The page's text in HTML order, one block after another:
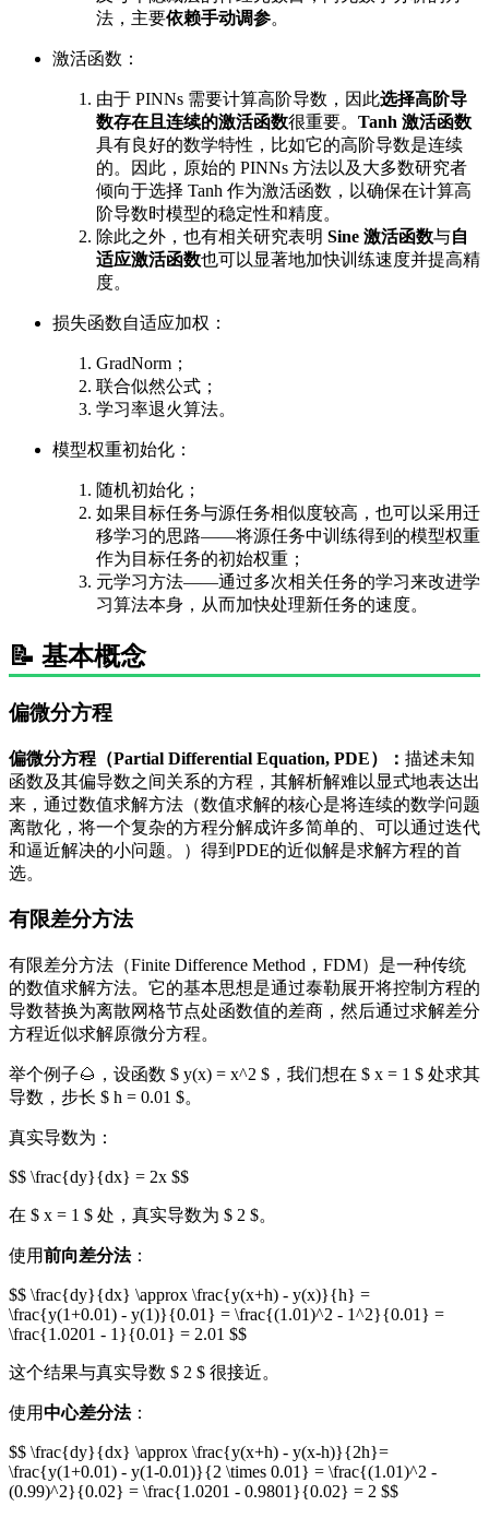
法，主要依赖手动调参。
激活函数：
由于 PINNs 需要计算高阶导数，因此选择高阶导
数存在且连续的激活函数很重要。 Tanh 激活函数
具有良好的数学特性，比如它的高阶导数是连续
的。因此，原始的 PINNs 方法以及大多数研究者
倾向于选择 Tanh 作为激活函数，以确保在计算高
阶导数时模型的稳定性和精度。
除此之外，也有相关研究表明 Sine 激活函数与自
适应激活函数也可以显著地加快训练速度并提高精
度。
损失函数自适应加权：
GradNorm；
联合似然公式；
学习率退火算法。
模型权重初始化：
随机初始化；
如果目标任务与源任务相似度较高，也可以采用迁
移学习的思路——将源任务中训练得到的模型权重
作为目标任务的初始权重；
元学习方法——通过多次相关任务的学习来改进学
习算法本身，从而加快处理新任务的速度。
📝 基本概念
偏微分方程
偏微分方程（Partial Differential Equation, PDE）： 描述未知
函数及其偏导数之间关系的方程，其解析解难以显式地表达出
来，通过数值求解方法（数值求解的核心是将连续的数学问题
离散化，将一个复杂的方程分解成许多简单的、可以通过迭代
和逼近解决的小问题。）得到PDE的近似解是求解方程的首
选。
有限差分方法
有限差分方法（Finite Difference Method，FDM）是一种传统
的数值求解方法。它的基本思想是通过泰勒展开将控制方程的
导数替换为离散网格节点处函数值的差商，然后通过求解差分
方程近似求解原微分方程。
举个例子🌰，设函数 $ y(x) = x^2 $，我们想在 $ x = 1 $ 处求其
导数，步长 $ h = 0.01 $。
真实导数为：
$$ \frac{dy}{dx} = 2x $$
在 $ x = 1 $ 处，真实导数为 $ 2 $。
使用前向差分法：
$$ \frac{dy}{dx} \approx \frac{y(x+h) - y(x)}{h} =
\frac{y(1+0.01) - y(1)}{0.01} = \frac{(1.01)^2 - 1^2}{0.01} =
\frac{1.0201 - 1}{0.01} = 2.01 $$
这个结果与真实导数 $ 2 $ 很接近。
使用中心差分法：
$$ \frac{dy}{dx} \approx \frac{y(x+h) - y(x-h)}{2h}=
\frac{y(1+0.01) - y(1-0.01)}{2 \times 0.01} = \frac{(1.01)^2 -
(0.99)^2}{0.02} = \frac{1.0201 - 0.9801}{0.02} = 2 $$